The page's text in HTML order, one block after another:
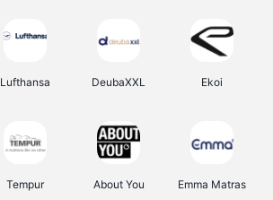
Lufthansa DeubaXXL Ekoi
Tempur About You Emma Matras